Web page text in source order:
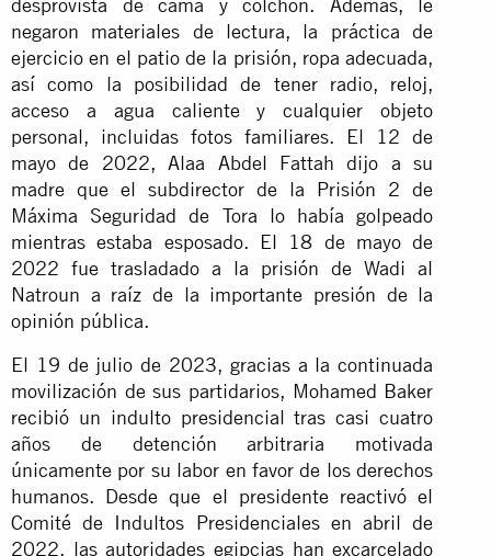
negaron materiales de lectura, la práctica de
ejercicio en el patio de la prisión, ropa adecuada,
así como la posibilidad de tener radio, reloj,
acceso a agua caliente y cualquier objeto
personal, incluidas fotos familiares. El 12 de
mayo de 2022, Alaa Abdel Fattah dijo a su
madre que el subdirector de la Prisión 2 de
Máxima Seguridad de Tora lo había golpeado
mientras estaba esposado. El 18 de mayo de
2022 fue trasladado a la prisión de Wadi al
Natroun a raíz de la importante presión de la
opinión pública.
El 19 de julio de 2023, gracias a la continuada
movilización de sus partidarios, Mohamed Baker
recibió un indulto presidencial tras casi cuatro
años de detención arbitraria motivada
únicamente por su labor en favor de los derechos
humanos. Desde que el presidente reactivó el
Comité de Indultos Presidenciales en abril de
2022, las autoridades egipcias han excarcelado